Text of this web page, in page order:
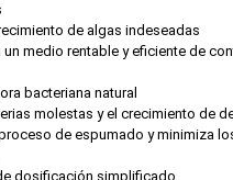
de algas indeseadas
medio rentable y eficiente de
bacteriana natural
molestas y el crecimiento de
de espumado y minimiza
dosificación simplificado